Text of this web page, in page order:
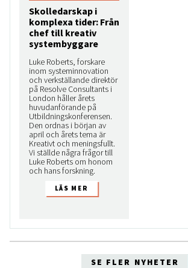
Skolledarskap i
komplexa tider: Från
chef till kreativ
systembyggare
Luke Roberts, forskare
inom systeminnovation
och verkställande direktör
på Resolve Consultants i
London håller årets
huvudanförande på
Utbildningskonferensen.
Den ordnas i början av
april och årets tema är
Kreativt och meningsfullt.
Vi ställde några frågor till
Luke Roberts om honom
och hans forskning.
SE FLER NYHETER